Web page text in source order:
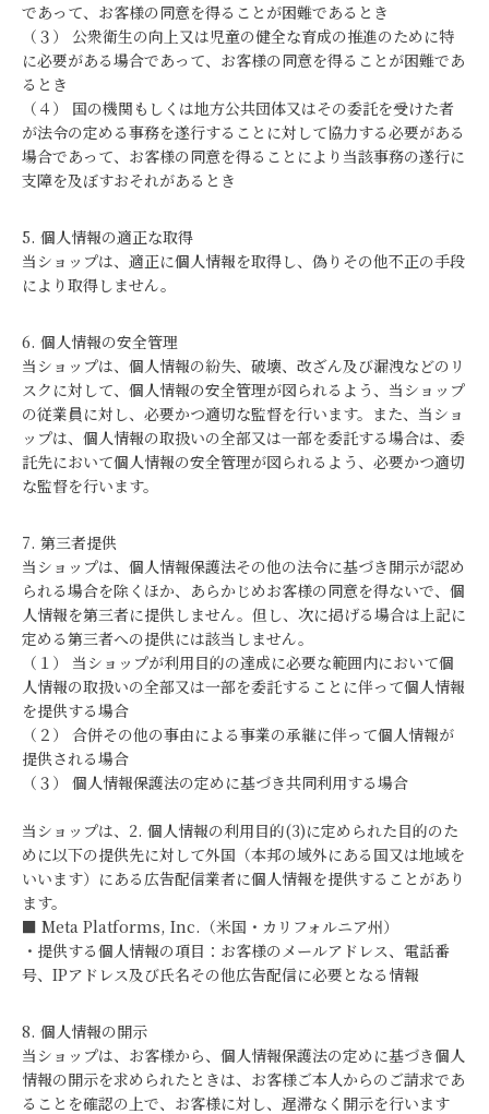
であって、お客様の同意を得ることが困難であるとき
（３） 公衆衛生の向上又は児童の健全な育成の推進のために特
に必要がある場合であって、お客様の同意を得ることが困難であ
るとき
（４） 国の機関もしくは地方公共団体又はその委託を受けた者
が法令の定める事務を遂行することに対して協力する必要がある
場合であって、お客様の同意を得ることにより当該事務の遂行に
支障を及ぼすおそれがあるとき
5. 個人情報の適正な取得
当ショップは、適正に個人情報を取得し、偽りその他不正の手段
により取得しません。
6. 個人情報の安全管理
当ショップは、個人情報の紛失、破壊、改ざん及び漏洩などのリ
スクに対して、個人情報の安全管理が図られるよう、当ショップ
の従業員に対し、必要かつ適切な監督を行います。また、当ショ
ップは、個人情報の取扱いの全部又は一部を委託する場合は、委
託先において個人情報の安全管理が図られるよう、必要かつ適切
な監督を行います。
7. 第三者提供
当ショップは、個人情報保護法その他の法令に基づき開示が認め
られる場合を除くほか、あらかじめお客様の同意を得ないで、個
人情報を第三者に提供しません。但し、次に掲げる場合は上記に
定める第三者への提供には該当しません。
（１） 当ショップが利用目的の達成に必要な範囲内において個
人情報の取扱いの全部又は一部を委託することに伴って個人情報
を提供する場合
（２） 合併その他の事由による事業の承継に伴って個人情報が
提供される場合
（３） 個人情報保護法の定めに基づき共同利用する場合
当ショップは、2. 個人情報の利用目的(3)に定められた目的のた
めに以下の提供先に対して外国（本邦の域外にある国又は地域を
いいます）にある広告配信業者に個人情報を提供することがあり
ます。
■ Meta Platforms, Inc.（米国・カリフォルニア州）
・提供する個人情報の項目：お客様のメールアドレス、電話番
号、IPアドレス及び氏名その他広告配信に必要となる情報
8. 個人情報の開示
当ショップは、お客様から、個人情報保護法の定めに基づき個人
情報の開示を求められたときは、お客様ご本人からのご請求であ
ることを確認の上で、お客様に対し、遅滞なく開示を行います